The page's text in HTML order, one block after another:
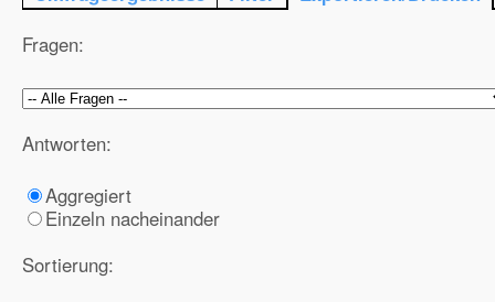
Fragen:
Antworten:
Aggregiert
Einzeln nacheinander
Sortierung: